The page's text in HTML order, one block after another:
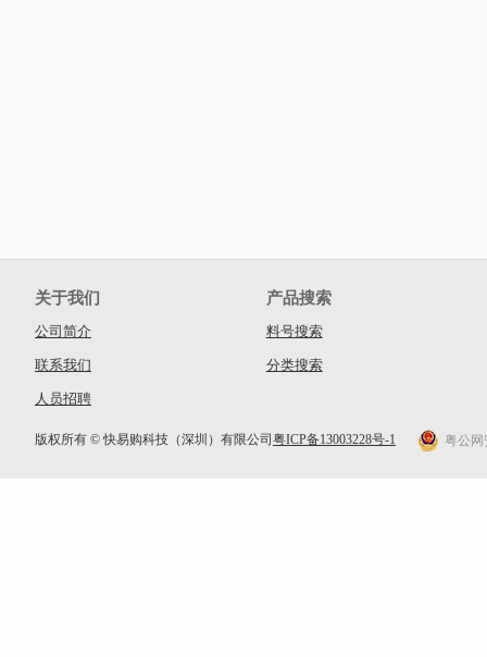
关于我们
公司简介
联系我们
人员招聘
产品搜索
料号搜索
分类搜索
版权所有 © 快易购科技（深圳）有限公司 粤ICP备13003228号-1 粤公网